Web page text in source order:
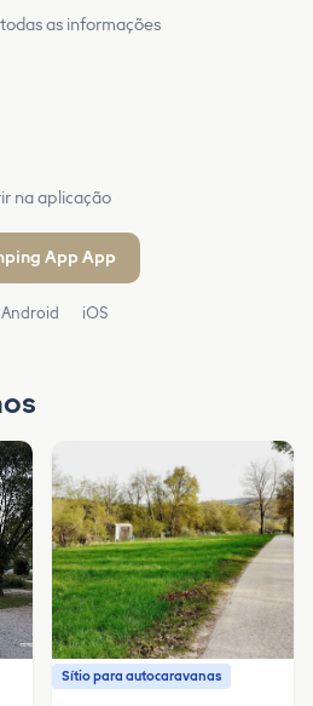
as informações
na aplicação
App App
Android iOS
Sítio para autocaravanas